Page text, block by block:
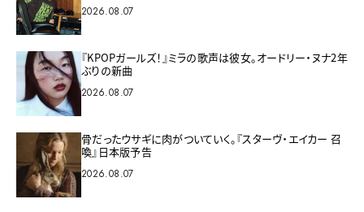
2026.08.07
『KPOPガールズ！』ミラの歌声は彼女。オードリー・ヌナ2年
ぶりの新曲
2026.08.07
骨だったウサギに肉がついていく。『スターヴ・エイカー 召
喚』日本版予告
2026.08.07